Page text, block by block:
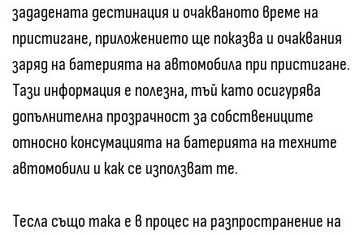
зададената дестинация и очакваното време на
пристигане, приложението ще показва и очаквания
заряд на батерията на автомобила при пристигане.
Тази информация е полезна, тъй като осигурява
допълнителна прозрачност за собствениците
относно консумацията на батерията на техните
автомобили и как се използват те.
Тесла също така е в процес на разпространение на